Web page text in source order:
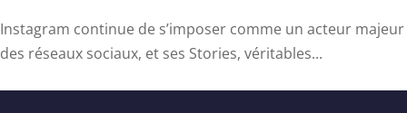
Instagram continue de s’imposer comme un acteur majeur
des réseaux sociaux, et ses Stories, véritables...